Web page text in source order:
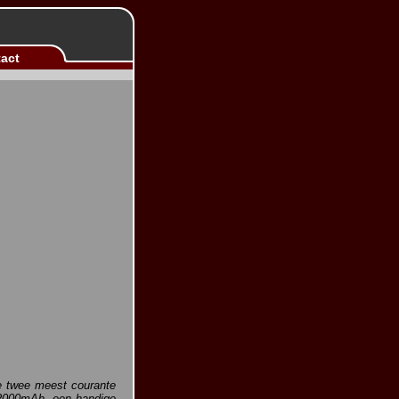
twee meest courante